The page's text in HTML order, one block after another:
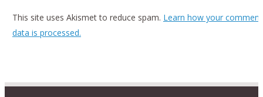
This site uses Akismet to reduce spam. Learn how your comment
data is processed.